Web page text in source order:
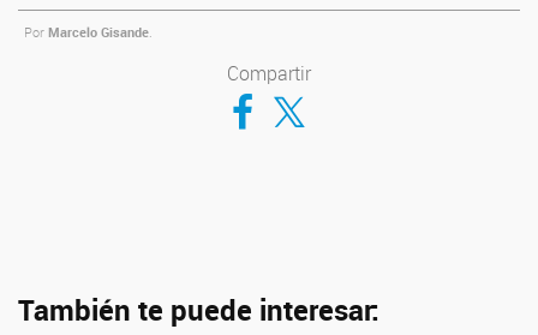
Por Marcelo Gisande.
Compartir
Compartir en Facebook
Compartir en Twitter
También te puede interesar: